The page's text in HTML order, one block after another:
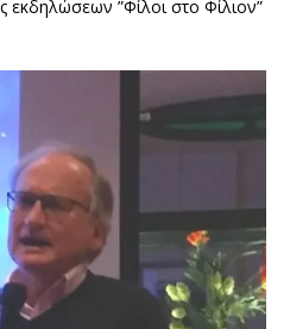
”Φίλοι στο Φίλιον”